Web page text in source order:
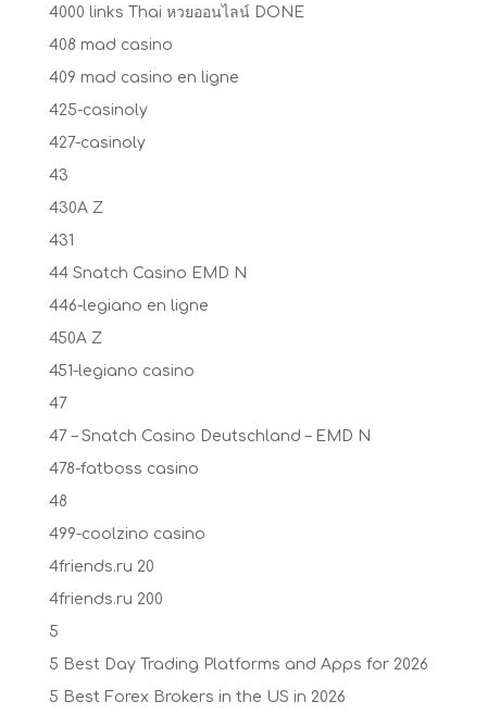
4000 links Thai หวยออนไลน์ DONE
408 mad casino
409 mad casino en ligne
425-casinoly
427-casinoly
43
430A Z
431
44 Snatch Casino EMD N
446-legiano en ligne
450A Z
451-legiano casino
47
47 – Snatch Casino Deutschland – EMD N
478-fatboss casino
48
499-coolzino casino
4friends.ru 20
4friends.ru 200
5
5 Best Day Trading Platforms and Apps for 2026
5 Best Forex Brokers in the US in 2026